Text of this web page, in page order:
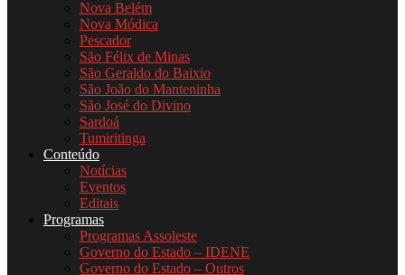
Nova Belém
Nova Módica
Pescador
São Félix de Minas
São Geraldo do Baixio
São João do Manteninha
São José do Divino
Sardoá
Tumiritinga
Conteúdo
Notícias
Eventos
Editais
Programas
Programas Assoleste
Governo do Estado – IDENE
Governo do Estado – Outros